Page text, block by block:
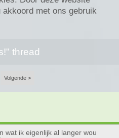
met ons gebruik
thread
Volgende >
wat ik eigenlijk al langer wou